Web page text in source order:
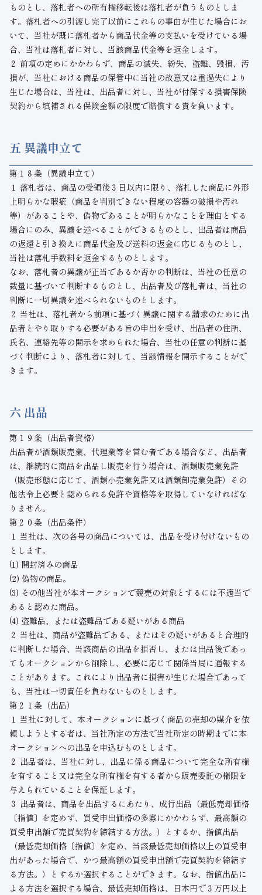
ものとし、落札者への所有権移転後は落札者が負うものとしま
す。落札者への引渡し完了以前にこれらの事由が生じた場合にお
いて、当社が既に落札者から商品代金等の支払いを受けている場
合、当社は落札者に対し、当該商品代金等を返金します。
２ 前項の定めにかかわらず、商品の滅失、紛失、盗難、毀損、汚
損が、当社における商品の保管中に当社の故意又は重過失により
生じた場合は、当社は、出品者に対し、当社が付保する損害保険
契約から填補される保険金額の限度で賠償する責を負います。
五 異議申立て
第１８条（異議申立て）
１ 落札者は、商品の受領後３日以内に限り、落札した商品に外形
上明らかな瑕疵（商品を判別できない程度の容器の破損や汚れ
等）があることや、偽物であることが明らかなことを理由とする
場合にのみ、異議を述べることができるものとし、出品者は商品
の返還と引き換えに商品代金及び送料の返金に応じるものとし、
当社は落札手数料を返金するものとします。
なお、落札者の異議が正当であるか否かの判断は、当社の任意の
裁量に基づいて判断するものとし、出品者及び落札者は、当社の
判断に一切異議を述べられないものとします。
２ 当社は、落札者から前項に基づく異議に関する請求のために出
品者とやり取りする必要がある旨の申出を受け、出品者の住所、
氏名、連絡先等の開示を求められた場合、当社の任意の判断に基
づく判断により、落札者に対して、当該情報を開示することがで
きます。
六 出品
第１９条（出品者資格）
出品者が酒類販売業、代理業等を営む者である場合など、出品者
は、継続的に商品を出品し販売を行う場合は、酒類販売業免許
（販売形態に応じて、酒類小売業免許又は酒類卸売業免許）その
他法令上必要と認められる免許や資格等を取得していなければな
りません。
第２０条（出品条件）
１ 当社は、次の各号の商品については、出品を受け付けないもの
とします。
(1) 開封済みの商品
(2) 偽物の商品。
(3) その他当社が本オークションで競売の対象とするには不適当で
あると認めた商品。
(4) 盗難品、または盗難品である疑いがある商品
２ 当社は、商品が盗難品である、またはその疑いがあると合理的
に判断した場合、当該商品の出品を拒否し、または出品後であっ
てもオークションから削除し、必要に応じて関係当局に通報する
ことがあります。これにより出品者に損害が生じた場合であって
も、当社は一切責任を負わないものとします。
第２１条（出品）
１ 当社に対して、本オークションに基づく商品の売却の媒介を依
頼しようとする者は、当社所定の方法で当社所定の時期までに本
オークションへの出品を申込むものとします。
２ 出品者は、当社に対し、出品に係る商品について完全な所有権
を有すること又は完全な所有権を有する者から販売委託の権限を
与えられていることを保証します。
３ 出品者は、商品を出品するにあたり、成行出品（最低売却価格
〔指値〕を定めず、買受申出価格の多寡にかかわらず、最高額の
買受申出額で売買契約を締結する方法。）とするか、指値出品
（最低売却価格〔指値〕を定め、当該最低売却価格以上の買受申
出があった場合で、かつ最高額の買受申出額で売買契約を締結す
る方法。）とするか選択することができます。なお、指値出品に
よる方法を選択する場合、最低売却価格は、日本円で３万円以上